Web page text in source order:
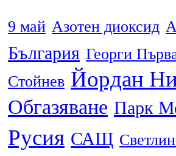
9 май Азотен диоксид
България Георги
Стойнев Йордан
Обгазяване Парк
Русия САЩ